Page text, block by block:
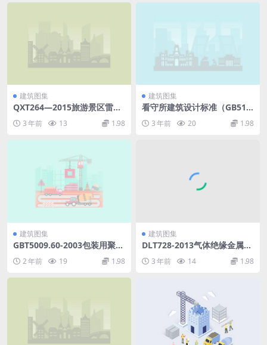
建筑图集
QXT264—2015旅游景区雷电
3 年前 13 1.98
建筑图集
看守所建筑设计标准（GB514
3 年前 20 1.98
建筑图集
GBT5009.60-2003包装用聚乙
烯、聚苯乙烯、聚丙烯成型品
卫生标准的分析方法.rar
2 年前 19 1.98
建筑图集
DLT728-2013气体绝缘金属封
3 年前 14 1.98